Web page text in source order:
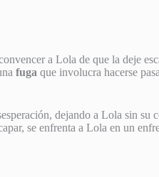
a Lola de que la deje
fuga que involucra hacerse
dejando a Lola sin
se enfrenta a Lola en un